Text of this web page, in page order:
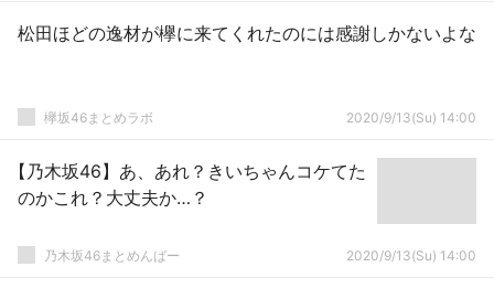
松田ほどの逸材が欅に来てくれたのには感謝しかないよな
欅坂46まとめラボ 2020/9/13(Su) 14:00
【乃木坂46】あ、あれ？きいちゃんコケてた
のかこれ？大丈夫か…？
乃木坂46まとめんばー 2020/9/13(Su) 14:00